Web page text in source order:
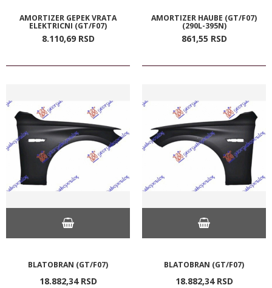
AMORTIZER GEPEK VRATA
ELEKTRICNI (GT/F07)
8.110,69 RSD
AMORTIZER HAUBE (GT/F07)
(290L-395N)
861,55 RSD
BLATOBRAN (GT/F07)
18.882,34 RSD
BLATOBRAN (GT/F07)
18.882,34 RSD